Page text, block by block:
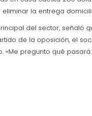
la entrega
del sector, señaló
de la oposición, el
«Me pregunto qué